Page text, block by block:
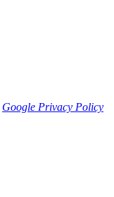
Google Privacy Policy